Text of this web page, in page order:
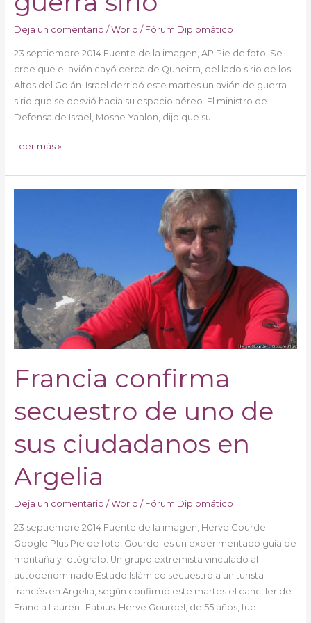
Deja un comentario / World / Fórum Diplomático
23 septiembre 2014 Fuente de la imagen, AP Pie de foto, Se
cree que el avión cayó cerca de Quneitra, del lado sirio de los
Altos del Golán. Israel derribó este martes un avión de guerra
sirio que se desvió hacia su espacio aéreo. El ministro de
Defensa de Israel, Moshe Yaalon, dijo que su
Leer más »
Francia confirma
secuestro de uno de
sus ciudadanos en
Argelia
Deja un comentario / World / Fórum Diplomático
23 septiembre 2014 Fuente de la imagen, Herve Gourdel .
Google Plus Pie de foto, Gourdel es un experimentado guía de
montaña y fotógrafo. Un grupo extremista vinculado al
autodenominado Estado Islámico secuestró a un turista
francés en Argelia, según confirmó este martes el canciller de
Francia Laurent Fabius. Herve Gourdel, de 55 años, fue
de
uno
de
ciudadanos
en
Argelia